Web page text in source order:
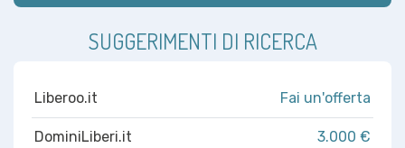
SUGGERIMENTI DI RICERCA
Liberoo.it Fai un'offerta
DominiLiberi.it 3.000 €